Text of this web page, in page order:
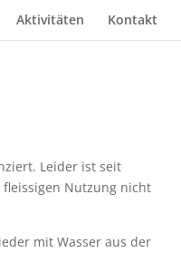
Aktivitäten Kontakt
Leider ist seit
Nutzung nicht
mit Wasser aus der